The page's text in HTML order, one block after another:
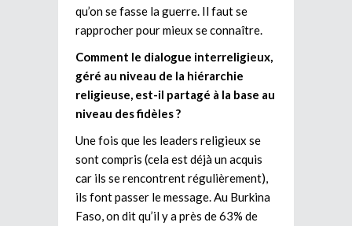
qu’on se fasse la guerre. Il faut se
rapprocher pour mieux se connaître.
Comment le dialogue interreligieux,
géré au niveau de la hiérarchie
religieuse, est-il partagé à la base au
niveau des fidèles ?
Une fois que les leaders religieux se
sont compris (cela est déjà un acquis
car ils se rencontrent régulièrement),
ils font passer le message. Au Burkina
Faso, on dit qu’il y a près de 63% de